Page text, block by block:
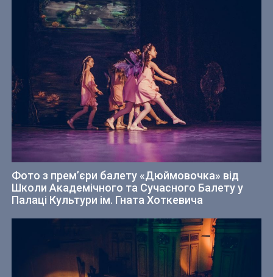
Фото з прем’єри балету «Дюймовочка» від
Школи Академічного та Сучасного Балету у
Палаці Культури ім. Гната Хоткевича